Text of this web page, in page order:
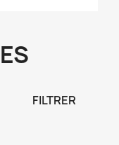
FILTRER